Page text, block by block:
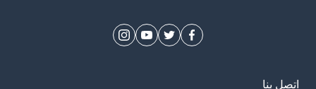
اتصل بنا